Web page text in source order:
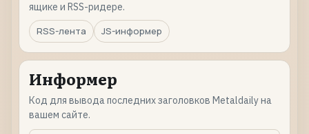
ящике и RSS-ридере.
RSS-лента
JS-информер
Информер
Код для вывода последних заголовков Metaldaily на
вашем сайте.